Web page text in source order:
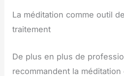
La méditation comme outil
traitement
De plus en plus de
recommandent la